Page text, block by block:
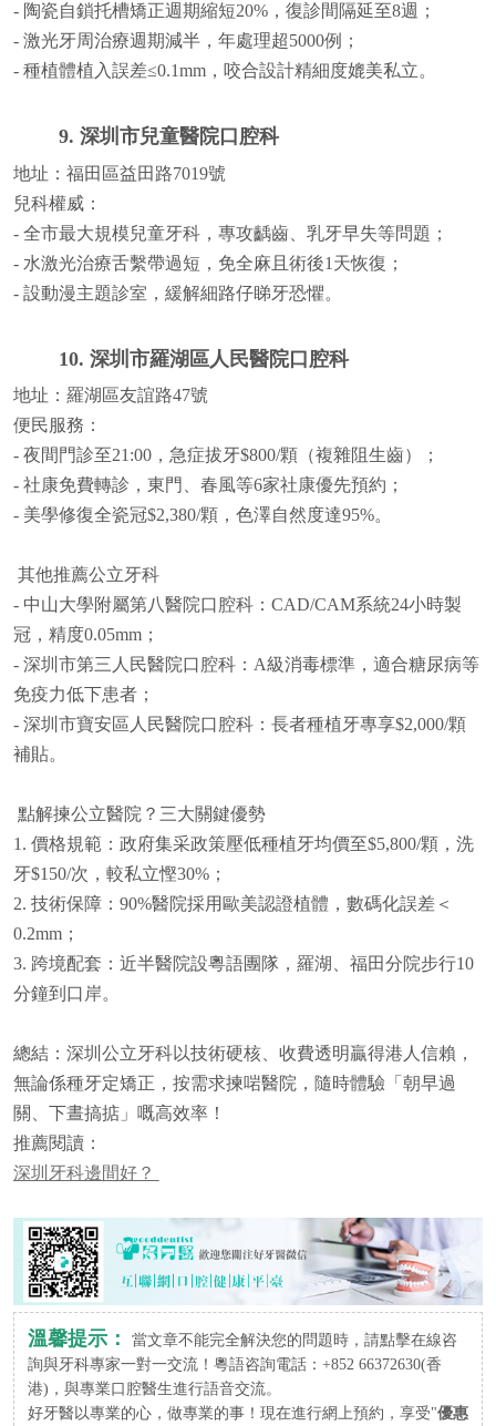
- 陶瓷自鎖托槽矯正週期縮短20%，復診間隔延至8週；
- 激光牙周治療週期減半，年處理超5000例；
- 種植體植入誤差≤0.1mm，咬合設計精細度媲美私立。
9. 深圳市兒童醫院口腔科
地址：福田區益田路7019號
兒科權威：
- 全市最大規模兒童牙科，專攻齲齒、乳牙早失等問題；
- 水激光治療舌繫帶過短，免全麻且術後1天恢復；
- 設動漫主題診室，緩解細路仔睇牙恐懼。
10. 深圳市羅湖區人民醫院口腔科
地址：羅湖區友誼路47號
便民服務：
- 夜間門診至21:00，急症拔牙$800/顆（複雜阻生齒）；
- 社康免費轉診，東門、春風等6家社康優先預約；
- 美學修復全瓷冠$2,380/顆，色澤自然度達95%。
其他推薦公立牙科
- 中山大學附屬第八醫院口腔科：CAD/CAM系統24小時製
冠，精度0.05mm；
- 深圳市第三人民醫院口腔科：A級消毒標準，適合糖尿病等
免疫力低下患者；
- 深圳市寶安區人民醫院口腔科：長者種植牙專享$2,000/顆
補貼。
點解揀公立醫院？三大關鍵優勢
1. 價格規範：政府集采政策壓低種植牙均價至$5,800/顆，洗
牙$150/次，較私立慳30%；
2. 技術保障：90%醫院採用歐美認證植體，數碼化誤差＜
0.2mm；
3. 跨境配套：近半醫院設粵語團隊，羅湖、福田分院步行10
分鐘到口岸。
總結：深圳公立牙科以技術硬核、收費透明贏得港人信賴，
無論係種牙定矯正，按需求揀啱醫院，隨時體驗「朝早過
關、下晝搞掂」嘅高效率！
推薦閱讀：
深圳牙科邊間好？
溫馨提示：
當文章不能完全解決您的問題時，請點擊在線咨
詢與牙科專家一對一交流！粵語咨詢電話：+852 66372630(香
港)，與專業口腔醫生進行語音交流。
好牙醫以專業的心，做專業的事！現在進行網上預約，享受"優惠